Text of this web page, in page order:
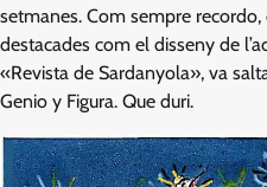
setmanes. Com sempre
destacades com el disseny de
«Revista de Sardanyola», va
Genio y Figura. Que duri.